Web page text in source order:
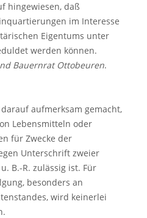
hingewiesen, daß
im Interesse
Eigentums unter
werden können.
Bauernrat Ottobeuren.
aufmerksam gemacht,
Lebensmitteln oder
für Zwecke der
Unterschrift zweier
B.-R. zulässig ist. Für
besonders an
wird keinerlei